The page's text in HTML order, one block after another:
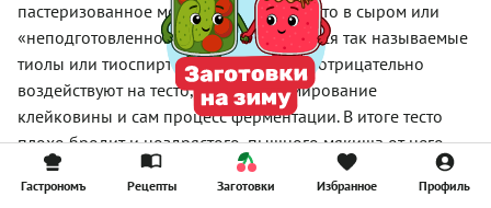
пастеризованное молоко. Дело в том, что в сыром или
«неподготовленном» молоке содержатся так называемые
тиолы или тиоспирты, эти соединения отрицательно
воздействуют на тесто, угнетая формирование
клейковины и сам процесс ферментации. В итоге тесто
плохо бродит и ноздрястого, пышного мякиша от него
добиться сложно. Длительный, но щадящий нагрев (а это и
есть главный принцип пастеризации) убирает из молока
Гастрономъ Рецепты Заготовки Избранное Профиль